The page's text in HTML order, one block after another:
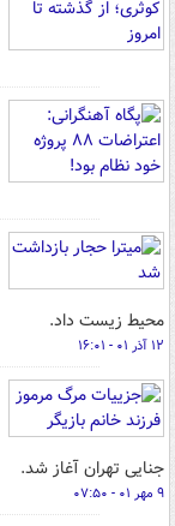
محیط زیست داد.
۱۲ آذر ۰۱ - ۱۶:۰۱
جنایی تهران آغاز شد.
۹ مهر ۰۱ - ۰۷:۵۰